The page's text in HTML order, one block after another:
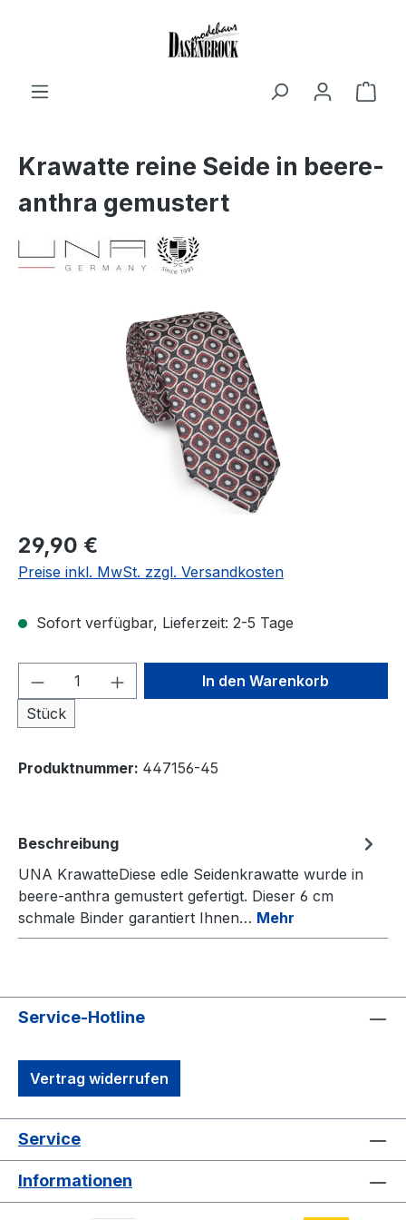
Krawatte reine Seide in beere-
anthra gemustert
Bildergalerie überspringen
Regulärer Preis:
29,90 €
Preise inkl. MwSt. zzgl. Versandkosten
Sofort verfügbar, Lieferzeit: 2-5 Tage
Produkt Anzahl: Gib den
Stück
In den Warenkorb
Produktnummer: 447156-45
Beschreibung
UNA KrawatteDiese edle Seidenkrawatte wurde in
beere-anthra gemustert gefertigt. Dieser 6 cm
schmale Binder garantiert Ihnen… Mehr
Service-Hotline
Vertrag widerrufen
Service
Informationen